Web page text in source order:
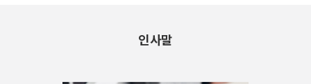
인사말